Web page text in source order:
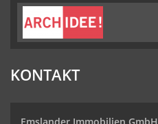
KONTAKT